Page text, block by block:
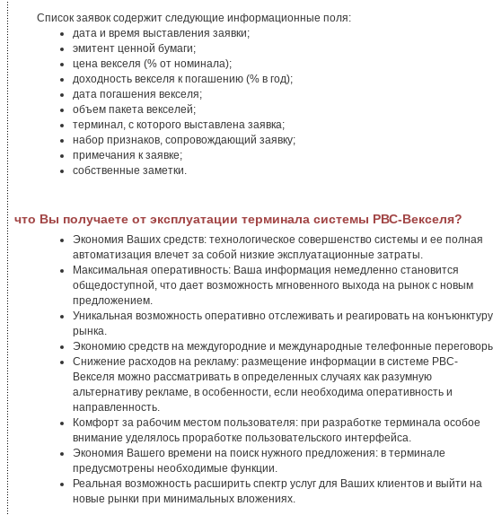
Список заявок содержит следующие информационные поля:
дата и время выставления заявки;
эмитент ценной бумаги;
цена векселя (% от номинала);
доходность векселя к погашению (% в год);
дата погашения векселя;
объем пакета векселей;
терминал, с которого выставлена заявка;
набор признаков, сопровождающий заявку;
примечания к заявке;
собственные заметки.
что Вы получаете от эксплуатации терминала системы РВС-Векселя?
Экономия Ваших средств: технологическое совершенство системы и ее полная
автоматизация влечет за собой низкие эксплуатационные затраты.
Максимальная оперативность: Ваша информация немедленно становится
общедоступной, что дает возможность мгновенного выхода на рынок с новым
предложением.
Уникальная возможность оперативно отслеживать и реагировать на конъюнктуру
рынка.
Экономию средств на междугородние и международные телефонные
Снижение расходов на рекламу: размещение информации в системе РВС-
Векселя можно рассматривать в определенных случаях как разумную
альтернативу рекламе, в особенности, если необходима оперативность и
направленность.
Комфорт за рабочим местом пользователя: при разработке терминала особое
внимание уделялось проработке пользовательского интерфейса.
Экономия Вашего времени на поиск нужного предложения: в терминале
предусмотрены необходимые функции.
Реальная возможность расширить спектр услуг для Ваших клиентов и выйти на
новые рынки при минимальных вложениях.